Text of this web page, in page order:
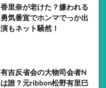
香里奈が老けた？嫌われる
勇気番宣でホンマでっか出
演もネット騒然！
有吉反省会の大物司会者N
は誰？元ribbon松野有里巳